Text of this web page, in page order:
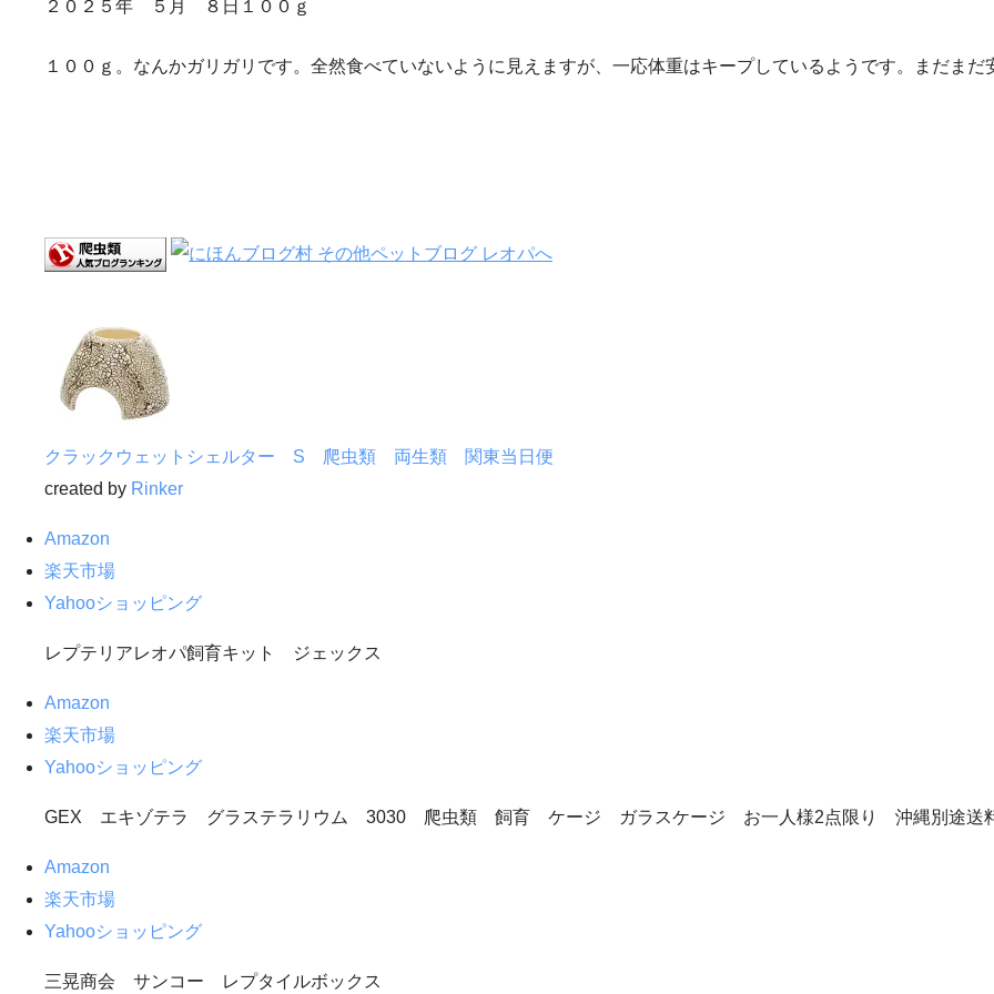
２０２５年 ５月 ８日１００ｇ
１００ｇ。なんかガリガリです。全然食べていないように見えますが、一応体重はキープしているようです。まだまだ
クラックウェットシェルター S 爬虫類 両生類 関東当日便
created by Rinker
Amazon
楽天市場
Yahooショッピング
レプテリアレオパ飼育キット ジェックス
Amazon
楽天市場
Yahooショッピング
GEX エキゾテラ グラステラリウム 3030 爬虫類 飼育 ケージ ガラスケージ お一人様2点限り 沖縄別途送
Amazon
楽天市場
Yahooショッピング
三晃商会 サンコー レプタイルボックス